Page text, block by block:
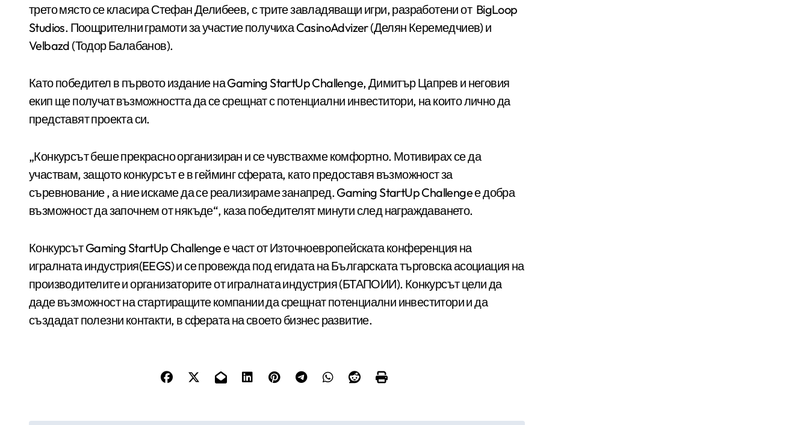
трето място се класира Стефан Делибеев, с трите завладяващи игри, разработени от BigLoop
Studios. Поощрителни грамоти за участие получиха CasinoAdvizer (Делян Керемедчиев) и
Velbazd (Тодор Балабанов).
Като победител в първото издание на Gaming StartUp Challenge, Димитър Цапрев и неговия
екип ще получат възможността да се срещнат с потенциални инвеститори, на които лично да
представят проекта си.
„Конкурсът беше прекрасно организиран и се чувствахме комфортно. Мотивирах се да
участвам, защото конкурсът е в гейминг сферата, като предоставя възможност за
съревнование , а ние искаме да се реализираме занапред. Gaming StartUp Challenge е добра
възможност да започнем от някъде“, каза победителят минути след награждаването.
Конкурсът Gaming StartUp Challenge е част от Източноевропейската конференция на
игралната индустрия(EEGS) и се провежда под егидата на Българската търговска асоциация на
производителите и организаторите от игралната индустрия (БТАПОИИ). Конкурсът цели да
даде възможност на стартиращите компании да срещнат потенциални инвеститори и да
създадат полезни контакти, в сферата на своето бизнес развитие.